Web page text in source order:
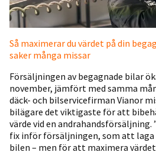
Så maximerar du värdet på din
saker många missar
Försäljningen av begagnade bilar
november, jämfört med samma
däck- och bilservicefirman Vianor
bilägare det viktigaste för att
värde vid en andrahandsförsäljning.
fix inför försäljningen, som att laga
bilen – men för att maximera